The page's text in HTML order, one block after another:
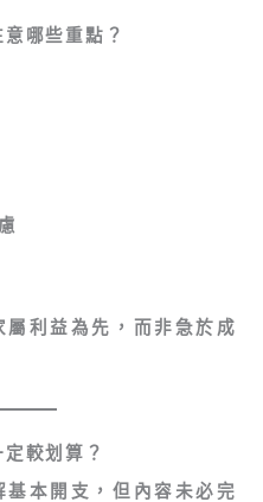
哪些重點？
利益為先，而非急於成
較划算？
本開支，但內容未必完